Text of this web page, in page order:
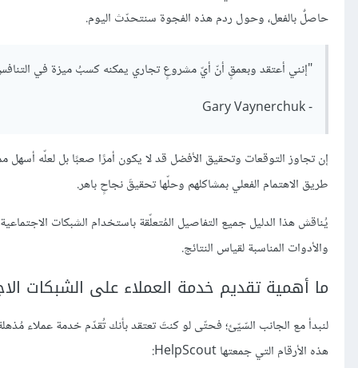
حاصلٌ بالفعل، وحول ردم هذه الفجوة سنتحدّث اليوم.
"إنني أعتقد وبعمقٍ أنّ أيّ مشروعٍ تجاري يمكنه كسبُ ميزة في
- Gary Vaynerchuk
إن تجاوز التوقعات وتحقيق الأفضل قد لا يكون أمرًا صعبًا بل لعلّه
طريق الاهتمام الفعلي بمشاكلهم وحلّها تحقيقَ نجاحٍ باهر.
يُناقش هذا الدليل جميع التفاصيل المُتعلّقة باستخدام الشبكات
والأدوات المناسبة لقياس النتائج.
ما أهمية تقديم خدمة العملاء على الشبكات
لنبدأ مع الجانب السّيّئ؛ فحتّى لو كنتَ تعتقد بأنك تُقدّم خدمة عملاء
هذه الأرقام التي جمعتها HelpScout: